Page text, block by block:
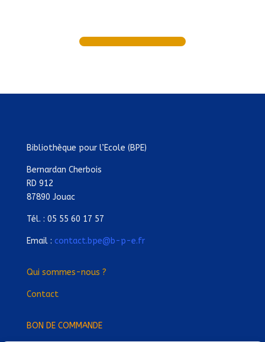
Bibliothèque pour l’Ecole (BPE)
Bernardan Cherbois
RD 912
87890 Jouac
Tél. : 05 55 60 17 57
Email : contact.bpe@b-p-e.fr
Qui sommes-nous ?
Contact
BON DE COMMANDE